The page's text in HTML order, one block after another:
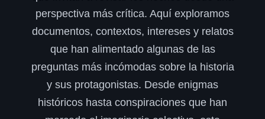
perspectiva más crítica. Aquí exploramos
documentos, contextos, intereses y relatos
que han alimentado algunas de las
preguntas más incómodas sobre la historia
y sus protagonistas. Desde enigmas
históricos hasta conspiraciones que han